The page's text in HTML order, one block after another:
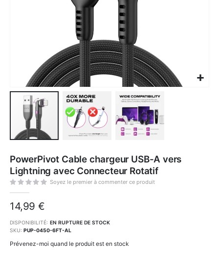
the
beginning
of
the
images
gallery
PowerPivot Cable chargeur USB-A vers
Lightning avec Connecteur Rotatif
Soyez le premier à commenter ce produit
14,99 €
DISPONIBILITÉ: EN RUPTURE DE STOCK
SKU PUP-0450-6FT-AL
Prévenez-moi quand le produit est en stock